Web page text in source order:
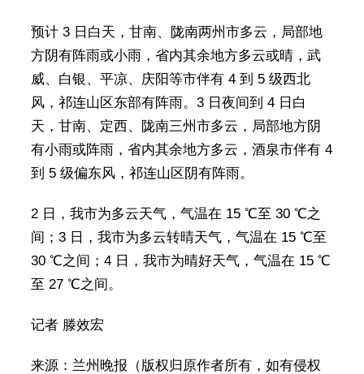
预计 3 日白天，甘南、陇南两州市多云，局部地
方阴有阵雨或小雨，省内其余地方多云或晴，武
威、白银、平凉、庆阳等市伴有 4 到 5 级西北
风，祁连山区东部有阵雨。3 日夜间到 4 日白
天，甘南、定西、陇南三州市多云，局部地方阴
有小雨或阵雨，省内其余地方多云，酒泉市伴有 4
到 5 级偏东风，祁连山区阴有阵雨。
2 日，我市为多云天气，气温在 15 ℃至 30 ℃之
间；3 日，我市为多云转晴天气，气温在 15 ℃至
30 ℃之间；4 日，我市为晴好天气，气温在 15 ℃
至 27 ℃之间。
记者 滕效宏
来源：兰州晚报（版权归原作者所有，如有侵权